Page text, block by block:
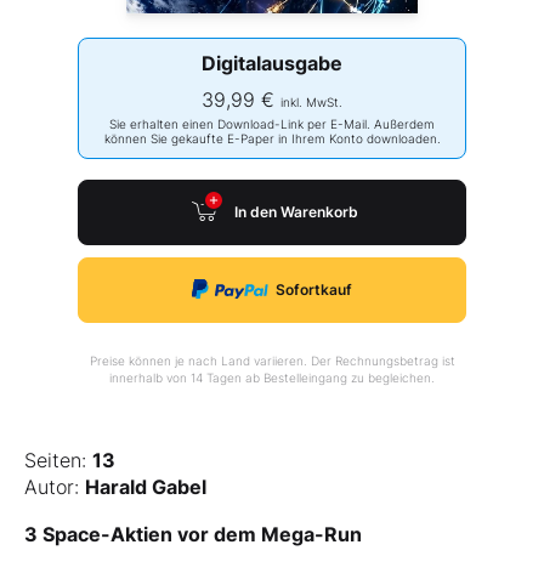
Digitalausgabe
39,99 € inkl. MwSt.
Sie erhalten einen Download-Link per E-Mail. Außerdem
können Sie gekaufte E-Paper in Ihrem Konto downloaden.
In den Warenkorb
Sofortkauf
Preise können je nach Land variieren. Der Rechnungsbetrag ist
innerhalb von 14 Tagen ab Bestelleingang zu begleichen.
Seiten: 13
Autor: Harald Gabel
3 Space-Aktien vor dem Mega-Run